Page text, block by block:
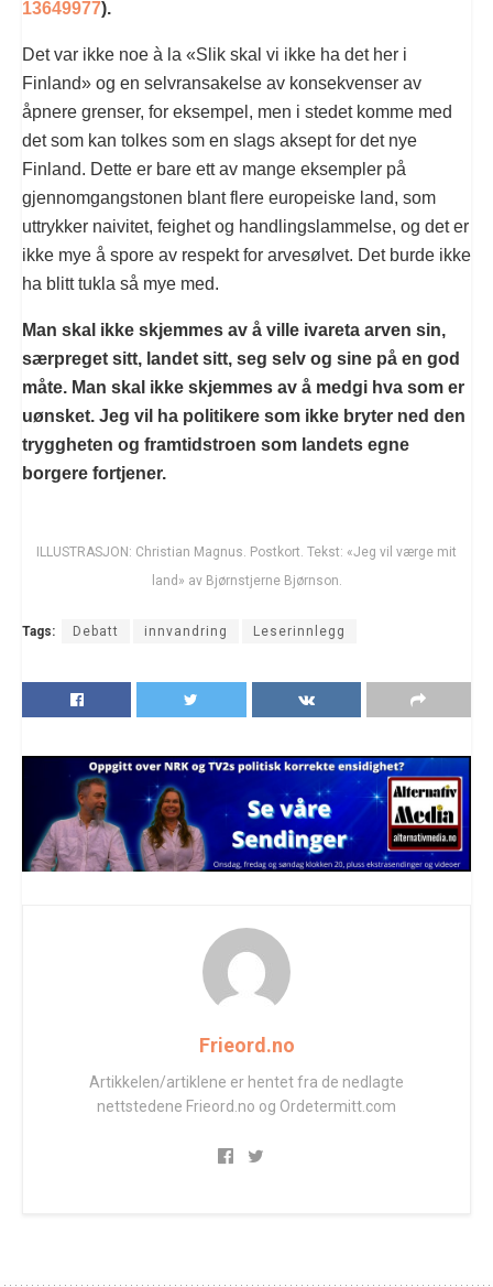
13649977).
Det var ikke noe à la «Slik skal vi ikke ha det her i
Finland» og en selvransakelse av konsekvenser av
åpnere grenser, for eksempel, men i stedet komme med
det som kan tolkes som en slags aksept for det nye
Finland. Dette er bare ett av mange eksempler på
gjennomgangstonen blant flere europeiske land, som
uttrykker naivitet, feighet og handlingslammelse, og det er
ikke mye å spore av respekt for arvesølvet. Det burde ikke
ha blitt tukla så mye med.
Man skal ikke skjemmes av å ville ivareta arven sin,
særpreget sitt, landet sitt, seg selv og sine på en god
måte. Man skal ikke skjemmes av å medgi hva som er
uønsket. Jeg vil ha politikere som ikke bryter ned den
tryggheten og framtidstroen som landets egne
borgere fortjener.
ILLUSTRASJON: Christian Magnus. Postkort. Tekst: «Jeg vil værge mit
land» av Bjørnstjerne Bjørnson.
Tags: Debatt innvandring Leserinnlegg
Frieord.no
Artikkelen/artiklene er hentet fra de nedlagte
nettstedene Frieord.no og Ordetermitt.com